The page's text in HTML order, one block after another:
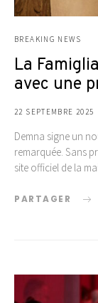
BREAKING NEWS
La
avec une
22 SEPTEMBRE 2025
Demna signe un
remarquée. Sans
site officiel de la
PARTAGER